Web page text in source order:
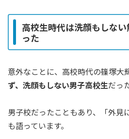
高校生時代は洗顔もしな
った
意外なことに、高校時代の篠塚大
ず、洗顔もしない男子高校生だっ
男子校だったこともあり、「外見
も語っています。